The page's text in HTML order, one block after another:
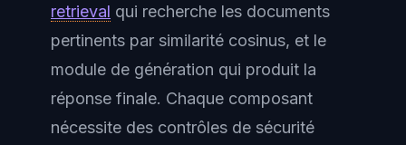
retrieval qui recherche les documents
pertinents par similarité cosinus, et le
module de génération qui produit la
réponse finale. Chaque composant
nécessite des contrôles de sécurité